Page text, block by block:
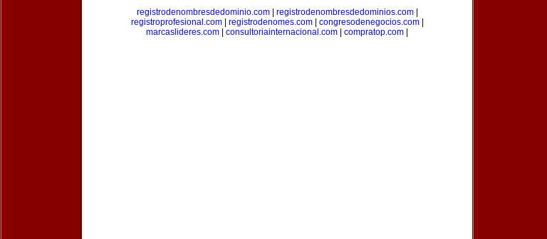
registrodenombresdedominio.com| registrodenombresdedominios.com|
registroprofesional.com| registrodenomes.com| congresodenegocios.com|
marcaslideres.com
consultoriainternacional.com compratop.com